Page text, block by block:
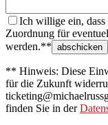
Ich willige ein, dass
Zuordnung für
werden.**
** Hinweis: Diese
für die Zukunft
finden Sie in der